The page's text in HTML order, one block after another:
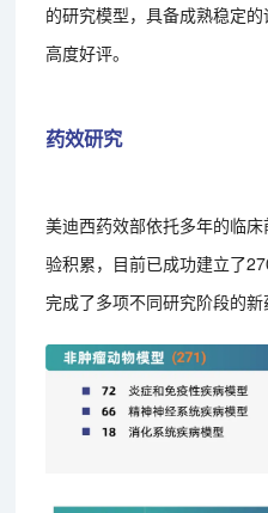
的研究模型，具备成熟稳定
高度好评。
药效研究
美迪西药效部依托多年的临
验积累，目前已成功建立了
完成了多项不同研究阶段的新